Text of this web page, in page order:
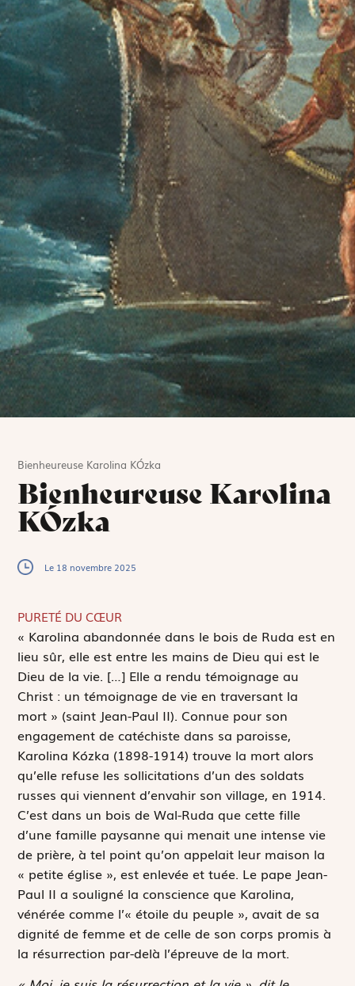
Bienheureuse Karolina KÓzka
Bienheureuse Karolina
KÓzka
Le 18 novembre 2025
PURETÉ DU CŒUR
« Karolina abandonnée dans le bois de Ruda est en
lieu sûr, elle est entre les mains de Dieu qui est le
Dieu de la vie. […] Elle a rendu témoignage au
Christ : un témoignage de vie en traversant la
mort » (saint Jean-Paul II). Connue pour son
engagement de catéchiste dans sa paroisse,
Karolina Kózka (1898-1914) trouve la mort alors
qu’elle refuse les sollicitations d’un des soldats
russes qui viennent d’envahir son village, en 1914.
C’est dans un bois de Wal-Ruda que cette fille
d’une famille paysanne qui menait une intense vie
de prière, à tel point qu’on appelait leur maison la
« petite église », est enlevée et tuée. Le pape Jean-
Paul II a souligné la conscience que Karolina,
vénérée comme l’« étoile du peuple », avait de sa
dignité de femme et de celle de son corps promis à
la résurrection par-delà l’épreuve de la mort.